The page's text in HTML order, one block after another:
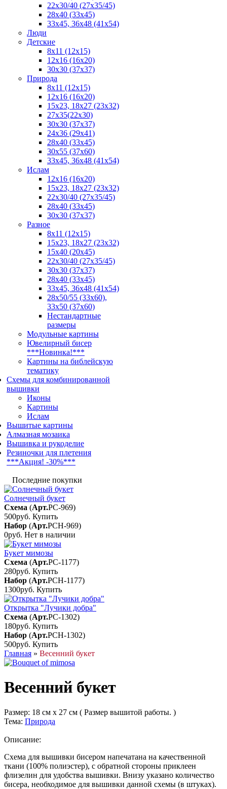
22x30/40 (27x35/45)
28х40 (33х45)
33х45, 36х48 (41х54)
Люди
Детские
8x11 (12x15)
12x16 (16x20)
30х30 (37х37)
Природа
8x11 (12x15)
12x16 (16х20)
15x23, 18х27 (23х32)
27х35(22x30)
30х30 (37х37)
24х36 (29х41)
28x40 (33x45)
30x55 (37x60)
33х45, 36x48 (41x54)
Ислам
12х16 (16х20)
15x23, 18х27 (23х32)
22х30/40 (27х35/45)
28х40 (33х45)
30x30 (37x37)
Разное
8x11 (12x15)
15x23, 18х27 (23х32)
15x40 (20x45)
22х30/40 (27х35/45)
30x30 (37x37)
28x40 (33x45)
33х45, 36х48 (41х54)
28х50/55 (33х60),
33x50 (37x60)
Нестандартные
размеры
Модульные картины
Ювелирный бисер
***Новинка!***
Картины на библейскую
тематику
Схемы для комбинированной
вышивки
Иконы
Картины
Ислам
Вышитые картины
Алмазная мозаика
Вышивка и рукоделие
Резиночки для плетения
***Акция! -30%***
Последние покупки
Солнечный букет
Схема (Арт.РС-969)
500руб. Купить
Набор (Арт.РСН-969)
0руб. Нет в наличии
Букет мимозы
Схема (Арт.РС-1177)
280руб. Купить
Набор (Арт.РСН-1177)
1300руб. Купить
Открытка "Лучики добра"
Схема (Арт.РС-1302)
180руб. Купить
Набор (Арт.РСН-1302)
500руб. Купить
Главная » Весенний букет
Весенний букет
Размер: 18 см x 27 см ( Размер вышитой работы. )
Тема: Природа
Описание:
Схема для вышивки бисером напечатана на качественной
ткани (100% полиэстер), с обратной стороны приклеен
флизелин для удобства вышивки. Внизу указано количество
бисера, необходимое для вышивки данной схемы (в штуках).